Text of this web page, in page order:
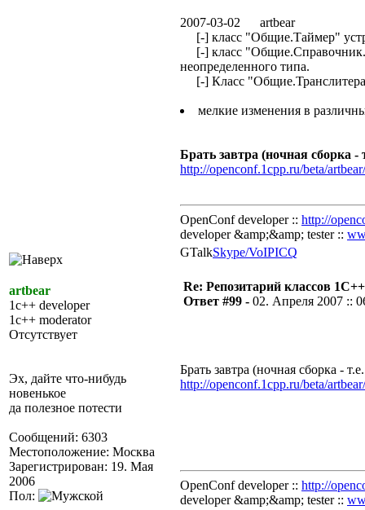
2007-03-02 artbear
[-] класс "Общие.Таймер"
[-] класс
неопределенного типа.
[-] Класс
мелкие изменения в
Брать завтра (ночная сборка -
http://openconf.1cpp.ru/beta/
OpenConf developer :: http://
developer &amp;&amp; tester ::
GTalkSkype/VoIPICQ
artbear
1c++ developer
1c++ moderator
Отсутствует
Эх, дайте что-нибудь
новенькое
да полезное потести
Сообщений: 6303
Местоположение: Москва
Зарегистрирован: 19. Мая
2006
Пол:
Re: Репозитарий классов
Ответ #99 - 02. Апреля 2007 ::
Брать завтра (ночная сборка -
http://openconf.1cpp.ru/beta/
OpenConf developer :: http://
developer &amp;&amp; tester ::